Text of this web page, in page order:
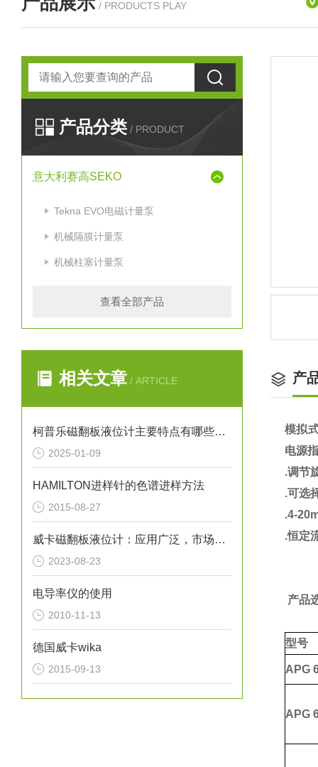
/ PRODUCTS PLAY
产品分类 / PRODUCT
意大利赛高SEKO
Tekna EVO电磁计量泵
机械隔膜计量泵
机械柱塞计量泵
查看全部产品
相关文章 / ARTICLE
柯普乐磁翻板液位计主要特点有哪些呢？
2025-01-09
HAMILTON进样针的色谱进样方法
2015-08-27
威卡磁翻板液位计：应用广泛，市场前景广阔
2023-08-23
电导率仪的使用
2010-11-13
德国威卡wika
2015-09-13
产
模拟
电源
.调节
.可选
.4-
.恒定
产品
型号
APG
APG